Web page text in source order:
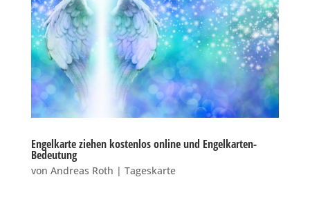
Engelkarte ziehen kostenlos online und Engelkarten-
Bedeutung
von Andreas Roth | Tageskarte